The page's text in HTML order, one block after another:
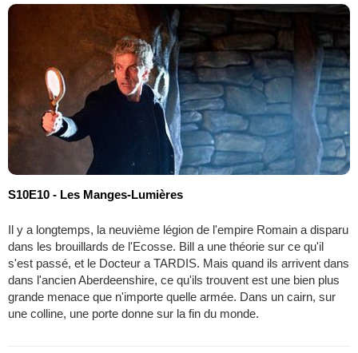
S10E10 - Les Manges-Lumières
Il y a longtemps, la neuvième légion de l'empire Romain a disparu
dans les brouillards de l'Ecosse. Bill a une théorie sur ce qu'il
s'est passé, et le Docteur a TARDIS. Mais quand ils arrivent dans
dans l'ancien Aberdeenshire, ce qu'ils trouvent est une bien plus
grande menace que n'importe quelle armée. Dans un cairn, sur
une colline, une porte donne sur la fin du monde.